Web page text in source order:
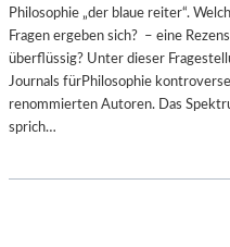
Philosophie „der blaue reiter“.
Fragen ergeben sich? – eine
überflüssig? Unter dieser
Journals fürPhilosophie
renommierten Autoren. Das
sprich…